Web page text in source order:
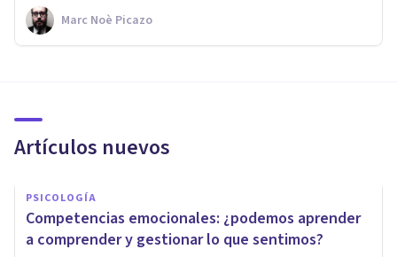
Marc Noè Picazo
Artículos nuevos
PSICOLOGÍA
Competencias emocionales: ¿podemos aprender
a comprender y gestionar lo que sentimos?